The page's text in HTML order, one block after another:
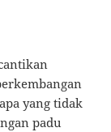
yang tidak
padu